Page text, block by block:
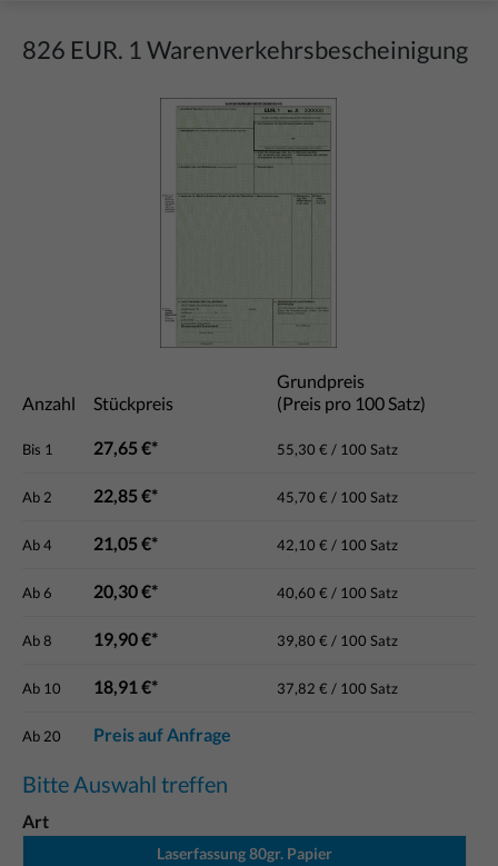
826 EUR. 1 Warenverkehrsbescheinigung
Bildergalerie überspringen
Anzahl Stückpreis
Grundpreis
(Preis pro 100 Satz)
Bis 1 27,65 €* 55,30 € / 100 Satz
Ab 2 22,85 €* 45,70 € / 100 Satz
Ab4 21,05 €* 42,10 € / 100 Satz
Ab6 20,30 €* 40,60 € / 100 Satz
Ab8 19,90 €* 39,80 € / 100 Satz
Ab 10 18,91 €* 37,82 € / 100 Satz
Ab 20 Preis auf Anfrage
Bitte Auswahl treffen
Art
Laserfassung 80gr. Papier